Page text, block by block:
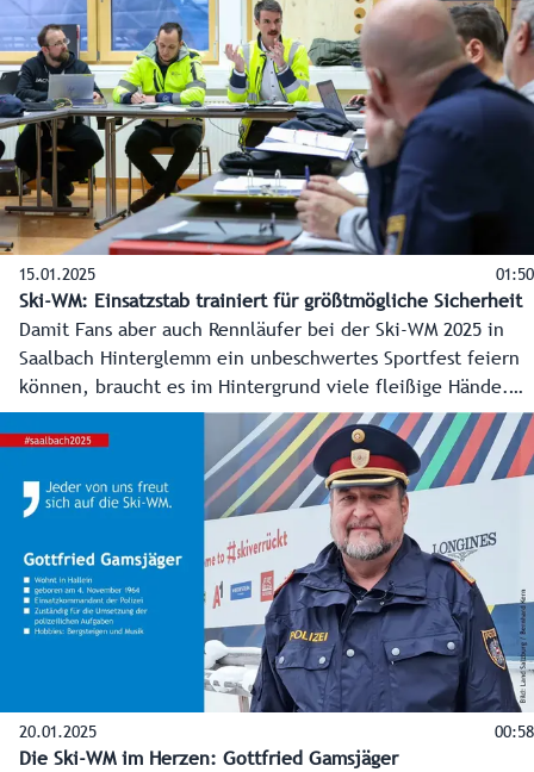
Einsatz.
15.01.2025 01:50
Ski-WM: Einsatzstab trainiert für größtmögliche Sicherheit
Damit Fans aber auch Rennläufer bei der Ski-WM 2025 in
Saalbach Hinterglemm ein unbeschwertes Sportfest feiern
können, braucht es im Hintergrund viele fleißige Hände.
Das betrifft nicht nur den Rennberg und die Infrastruktur –
von Busterminal über Fanmeile bis zum Zielstadion. Die
Sicherheit ist dabei oberstes Gebot. Um bestmöglich auf
die unterschiedlichsten Szenarien und Bedrohungslagen
vorbereitet zu sein, treffen die Bezirkshauptmannschaft,
Einsatzorganisationen und Veranstalter einander
regelmäßig. Vor kurzem auch für ein Planspiel.
20.01.2025 00:58
Die Ski-WM im Herzen: Gottfried Gamsjäger